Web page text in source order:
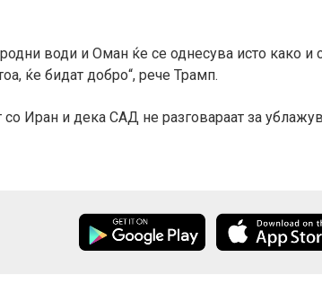
води и Оман ќе се однесува исто како и
ќе бидат добро“, рече Трамп.
Иран и дека САД не разговараат за